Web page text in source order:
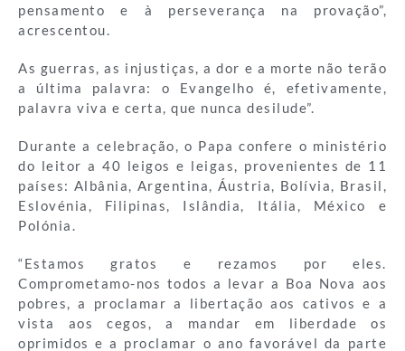
pensamento e à perseverança na provação”,
acrescentou.
As guerras, as injustiças, a dor e a morte não terão
a última palavra: o Evangelho é, efetivamente,
palavra viva e certa, que nunca desilude”.
Durante a celebração, o Papa confere o ministério
do leitor a 40 leigos e leigas, provenientes de 11
países: Albânia, Argentina, Áustria, Bolívia, Brasil,
Eslovénia, Filipinas, Islândia, Itália, México e
Polónia.
“Estamos gratos e rezamos por eles.
Comprometamo-nos todos a levar a Boa Nova aos
pobres, a proclamar a libertação aos cativos e a
vista aos cegos, a mandar em liberdade os
oprimidos e a proclamar o ano favorável da parte